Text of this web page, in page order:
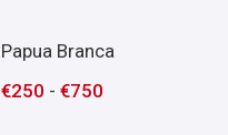
Papua Branca
€250 -€750